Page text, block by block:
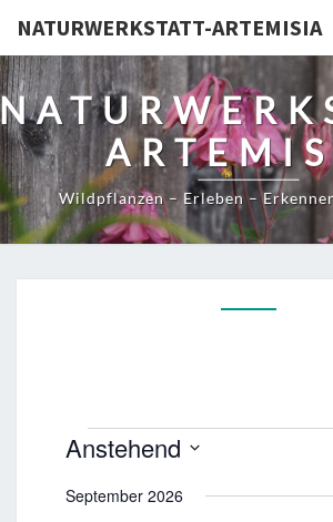
NATURWERKSTATT-ARTEMISIA
Wildpflanzen – Erleben –
Veranstaltungen
Anstehend
a
September 2026